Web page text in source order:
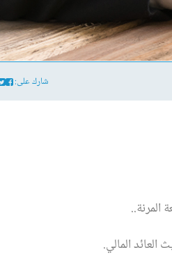
شارك على:
المرنة..
المالي.